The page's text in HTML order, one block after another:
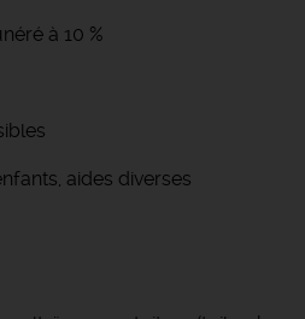
à 10 %
aides diverses